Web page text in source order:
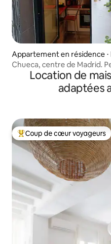
Appartement en résidence ⋅
Chueca, centre de Madrid.
Location de
adaptées
Coups de cœur voyageurs
Coup de cœur voyageurs